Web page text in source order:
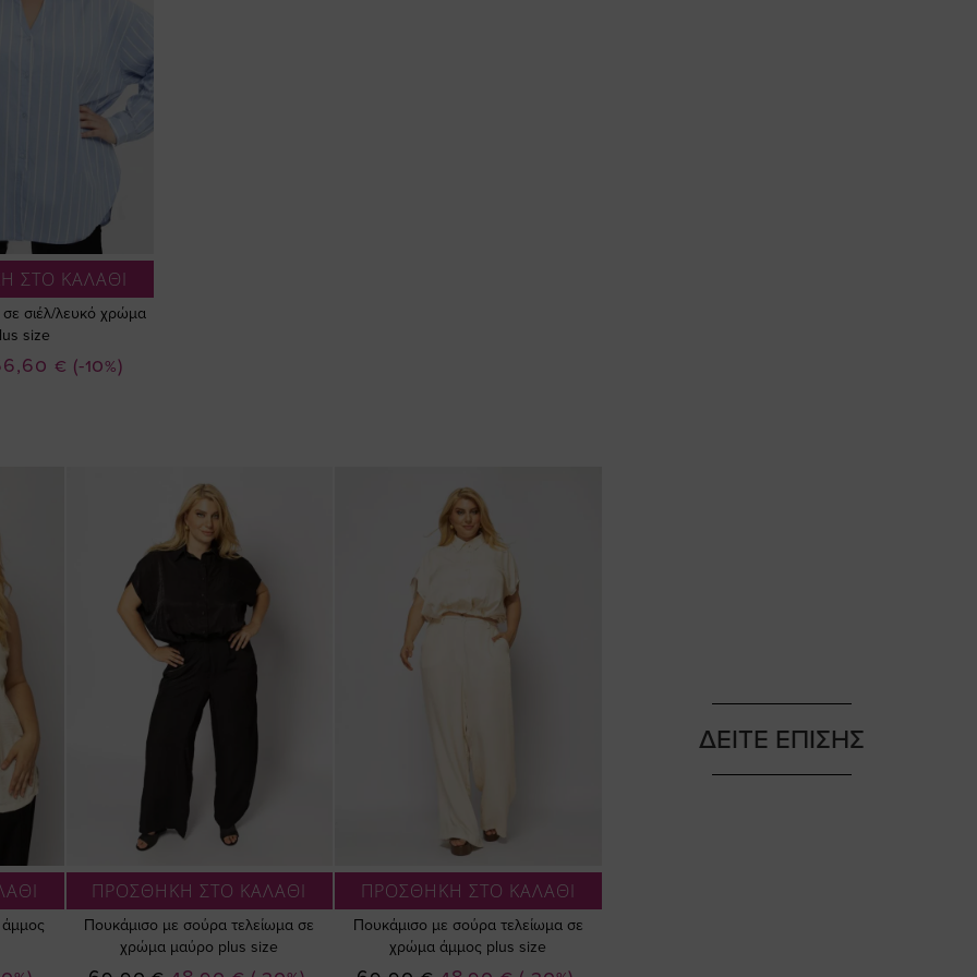
ΣΤΟ ΚΑΛΑΘΙ
σε σιέλ/λευκό χρώμα
size
(-10%)
€
άμμος
ΠΡΟΣΘΗΚΗ ΣΤΟ ΚΑΛΑΘΙ
Πουκάμισο με σούρα τελείωμα σε
χρώμα μαύρο plus size
ΠΡΟΣΘΗΚΗ ΣΤΟ ΚΑΛΑΘΙ
Πουκάμισο με σούρα τελείωμα σε
χρώμα άμμος plus size
ΔΕΙΤΕ ΕΠΙΣΗΣ